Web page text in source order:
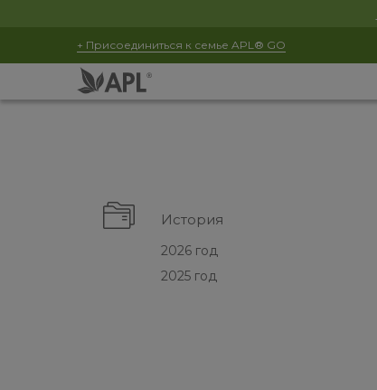
+ Присоединиться к семье APL® GO
История
2026 год
2025 год